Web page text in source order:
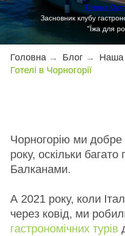
Тетяна
Засновник клубу
"Їжа для
Головна → Блог → Наша
Готелі в Чорногорії
Чорногорію ми
року, оскільки
Балканами.
А 2021 року, коли
через ковід, ми
гастрономічних турів